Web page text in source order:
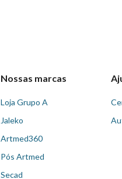
Nossas marcas
Loja Grupo A
Jaleko
Artmed360
Pós Artmed
Secad